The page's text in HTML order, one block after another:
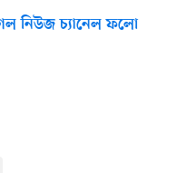
নিউজ চ্যানেল ফলো